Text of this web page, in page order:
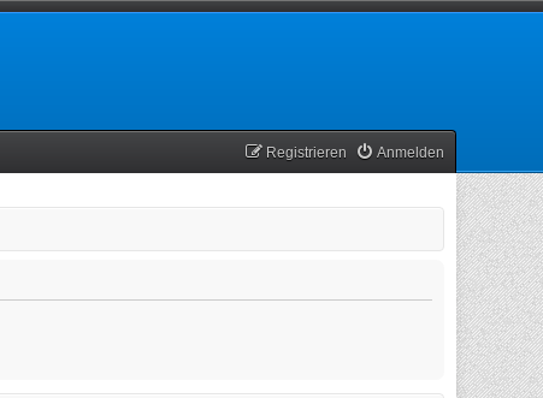
Anmelden
Registrieren